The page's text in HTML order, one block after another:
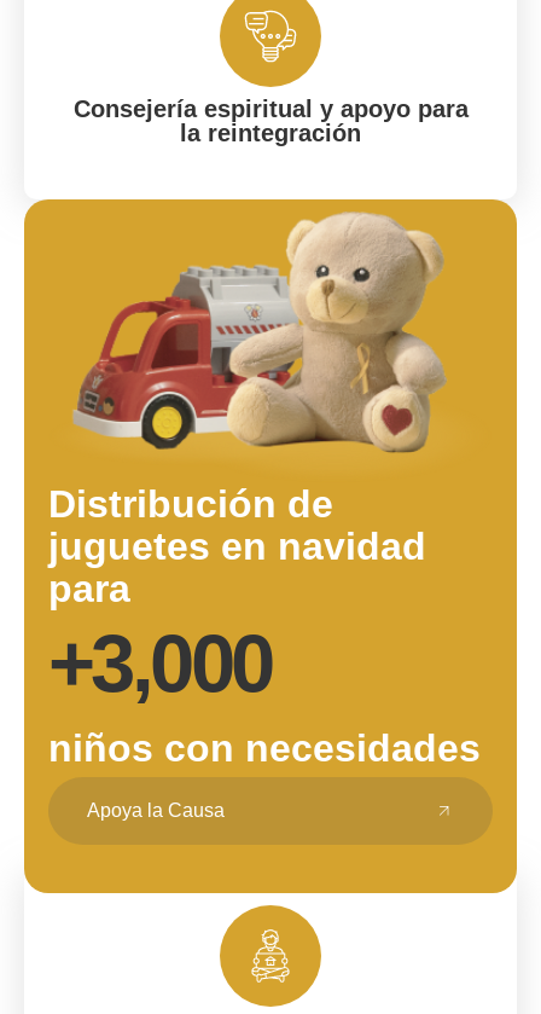
Consejería espiritual y apoyo para
la reintegración
Distribución de
juguetes en navidad
para
+3,000
niños con necesidades
Apoya la Causa